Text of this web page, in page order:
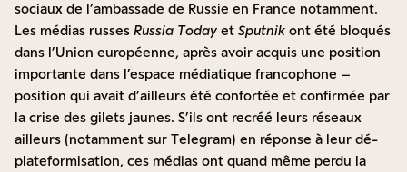
sociaux de l’ambassade de Russie en France notamment.
Les médias russes Russia Today et Sputnik ont été bloqués
dans l’Union européenne, après avoir acquis une position
importante dans l’espace médiatique francophone –
position qui avait d’ailleurs été confortée et confirmée par
la crise des gilets jaunes. S’ils ont recréé leurs réseaux
ailleurs (notamment sur Telegram) en réponse à leur dé-
plateformisation, ces médias ont quand même perdu la